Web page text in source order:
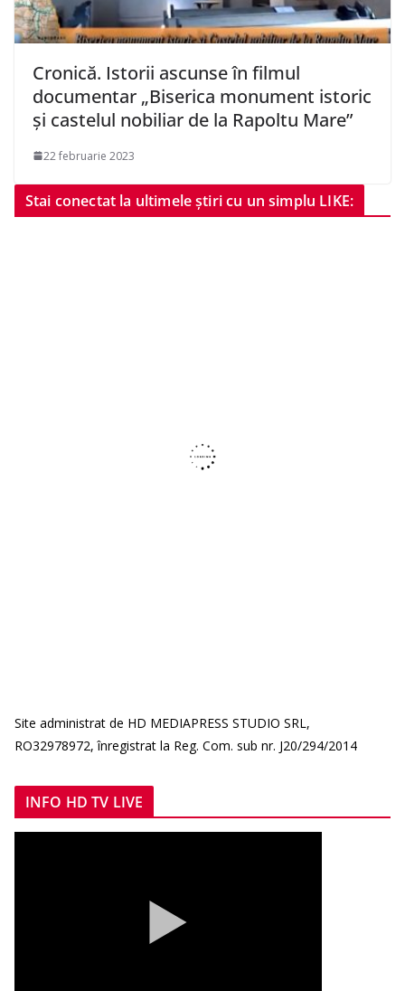
Cronică. Istorii ascunse în filmul
documentar „Biserica monument istoric
și castelul nobiliar de la Rapoltu Mare”
22 februarie 2023
Stai conectat la ultimele știri cu un simplu LIKE:
Site administrat de HD MEDIAPRESS STUDIO SRL,
RO32978972, înregistrat la Reg. Com. sub nr. J20/294/2014
INFO HD TV LIVE